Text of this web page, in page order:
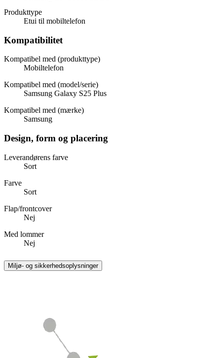
Produkttype
Etui til mobiltelefon
Kompatibilitet
Kompatibel med (produkttype)
Mobiltelefon
Kompatibel med (model/serie)
Samsung Galaxy S25 Plus
Kompatibel med (mærke)
Samsung
Design, form og placering
Leverandørens farve
Sort
Farve
Sort
Flap/frontcover
Nej
Med lommer
Nej
Miljø- og sikkerhedsoplysninger